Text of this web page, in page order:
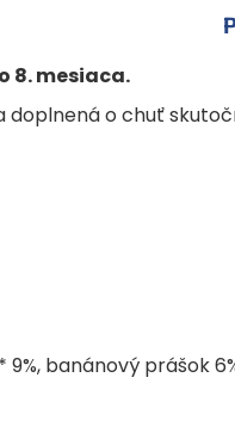
8. mesiaca.
o chuť
9%, banánový prášok